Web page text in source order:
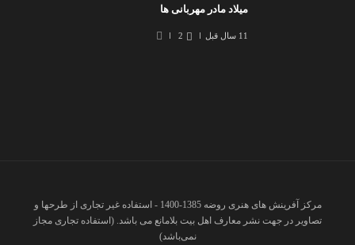
میلاد مادر مهربانی ها
11 سال قبل 2
مرکز آفرینش های هنری روضه 1385-1400 - استفاده غیر تجاری از طرحها و
تصاویر در جهت نشر معارف اهل بیت بلامانع می باشد. (استفاده تجاری مجاز
نمی‌باشد)